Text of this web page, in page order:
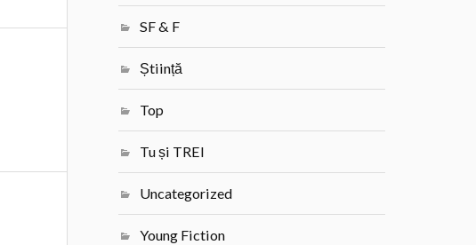
SF & F
Știință
Top
Tu și TREI
Uncategorized
Young Fiction